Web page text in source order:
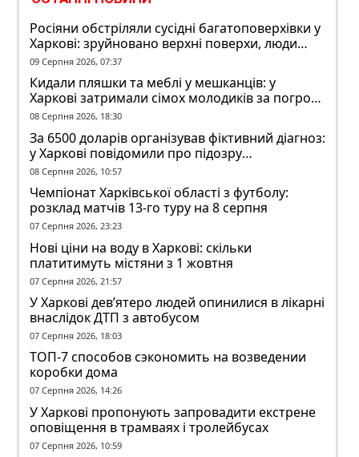
Росіяни обстріляли сусідні багатоповерхівки у
Харкові: зруйновано верхні поверхи, люди
заблоковані
09 Серпня 2026, 07:37
Кидали пляшки та меблі у мешканців: у
Харкові затримали сімох молодиків за погром
у гуртожитку
08 Серпня 2026, 18:30
За 6500 доларів організував фіктивний діагноз:
у Харкові повідомили про підозру
ексзавідувачу психлікарні
08 Серпня 2026, 10:57
Чемпіонат Харківської області з футболу:
розклад матчів 13-го туру на 8 серпня
07 Серпня 2026, 23:23
Нові ціни на воду в Харкові: скільки
платитимуть містяни з 1 жовтня
07 Серпня 2026, 21:57
У Харкові дев’ятеро людей опинилися в лікарні
внаслідок ДТП з автобусом
07 Серпня 2026, 18:03
ТОП-7 способов сэкономить на возведении
коробки дома
07 Серпня 2026, 14:26
У Харкові пропонують запровадити екстрене
оповіщення в трамваях і тролейбусах
07 Серпня 2026, 10:59